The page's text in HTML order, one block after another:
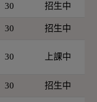
30 招生中
30 招生中
30 上課中
30 招生中